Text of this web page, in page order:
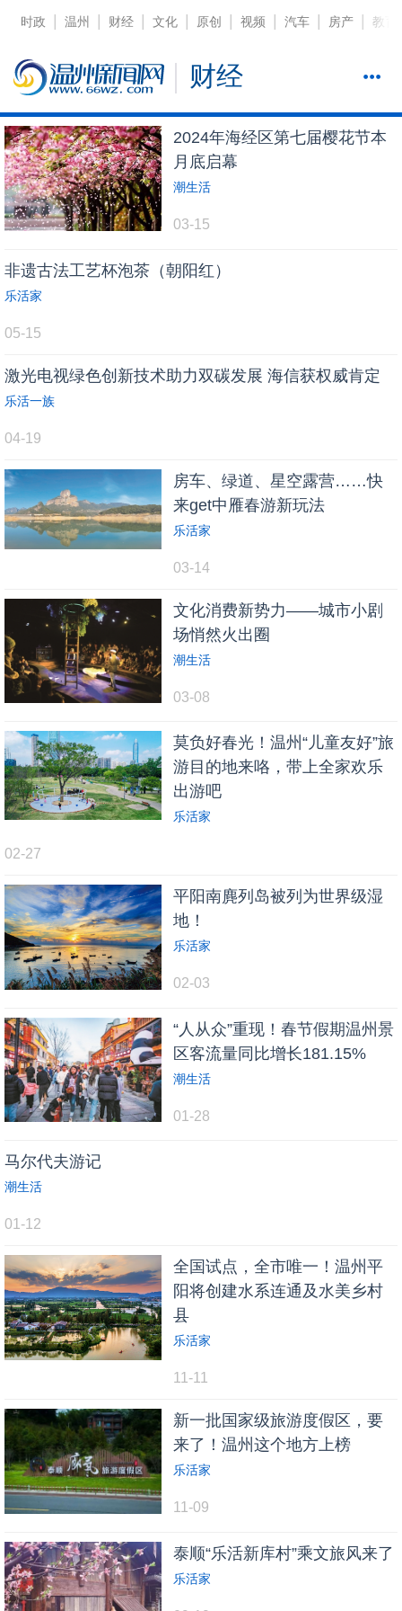
时政 温州 财经 文化 原创 视频 汽车 房产 教育
财经
2024年海经区第七届樱花节本
月底启幕
潮生活
03-15
非遗古法工艺杯泡茶（朝阳红）
乐活家
05-15
激光电视绿色创新技术助力双碳发展 海信获权威肯定
乐活一族
04-19
房车、绿道、星空露营……快
来get中雁春游新玩法
乐活家
03-14
文化消费新势力——城市小剧
场悄然火出圈
潮生活
03-08
莫负好春光！温州“儿童友好”旅
游目的地来咯，带上全家欢乐
出游吧
乐活家
02-27
平阳南麂列岛被列为世界级湿
地！
乐活家
02-03
“人从众”重现！春节假期温州景
区客流量同比增长181.15%
潮生活
01-28
马尔代夫游记
潮生活
01-12
全国试点，全市唯一！温州平
阳将创建水系连通及水美乡村
县
乐活家
11-11
新一批国家级旅游度假区，要
来了！温州这个地方上榜
乐活家
11-09
泰顺“乐活新库村”乘文旅风来了
乐活家